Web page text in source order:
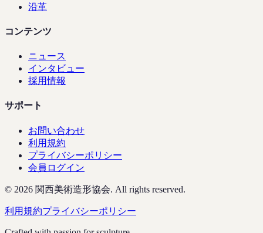
沿革
コンテンツ
ニュース
インタビュー
採用情報
サポート
お問い合わせ
利用規約
プライバシーポリシー
会員ログイン
© 2026 関西美術造形協会. All rights reserved.
利用規約プライバシーポリシー